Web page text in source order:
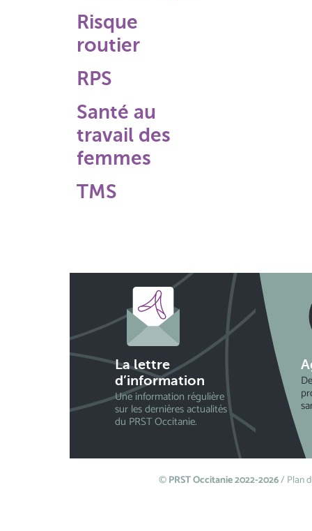
Risque
routier
RPS
Santé au
travail des
femmes
TMS
La lettre
d’information
Une information régulière
sur les dernières actualités
du PRST Occitanie.
©PRST Occitanie 2022-2026/Plan